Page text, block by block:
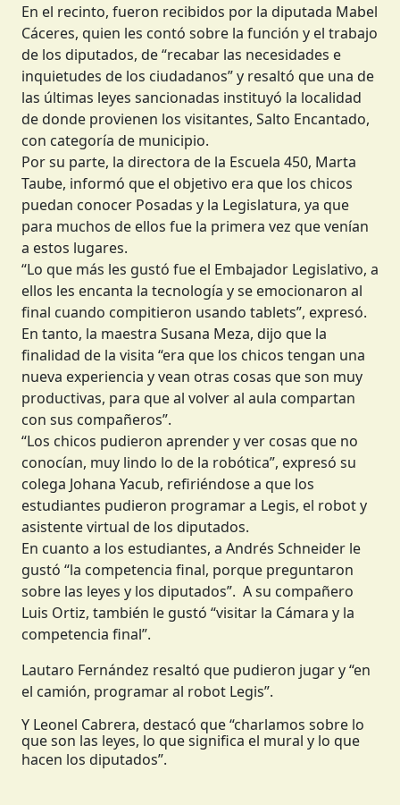
En el recinto, fueron recibidos por la diputada Mabel
Cáceres, quien les contó sobre la función y el trabajo
de los diputados, de “recabar las necesidades e
inquietudes de los ciudadanos” y resaltó que una de
las últimas leyes sancionadas instituyó la localidad
de donde provienen los visitantes, Salto Encantado,
con categoría de municipio.
Por su parte, la directora de la Escuela 450, Marta
Taube, informó que el objetivo era que los chicos
puedan conocer Posadas y la Legislatura, ya que
para muchos de ellos fue la primera vez que venían
a estos lugares.
“Lo que más les gustó fue el Embajador Legislativo, a
ellos les encanta la tecnología y se emocionaron al
final cuando compitieron usando tablets”, expresó.
En tanto, la maestra Susana Meza, dijo que la
finalidad de la visita “era que los chicos tengan una
nueva experiencia y vean otras cosas que son muy
productivas, para que al volver al aula compartan
con sus compañeros”.
“Los chicos pudieron aprender y ver cosas que no
conocían, muy lindo lo de la robótica”, expresó su
colega Johana Yacub, refiriéndose a que los
estudiantes pudieron programar a Legis, el robot y
asistente virtual de los diputados.
En cuanto a los estudiantes, a Andrés Schneider le
gustó “la competencia final, porque preguntaron
sobre las leyes y los diputados”. A su compañero
Luis Ortiz, también le gustó “visitar la Cámara y la
competencia final”.
Lautaro Fernández resaltó que pudieron jugar y “en
el camión, programar al robot Legis”.
Y Leonel Cabrera, destacó que “charlamos sobre lo
que son las leyes, lo que significa el mural y lo que
hacen los diputados”.